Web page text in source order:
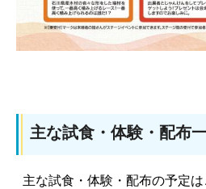
主な試食・体験・配布
主な試食・体験・配布の予定